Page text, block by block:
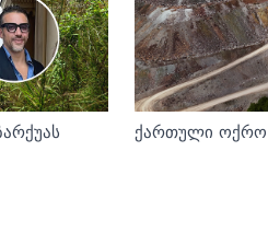
ქართული ოქრო